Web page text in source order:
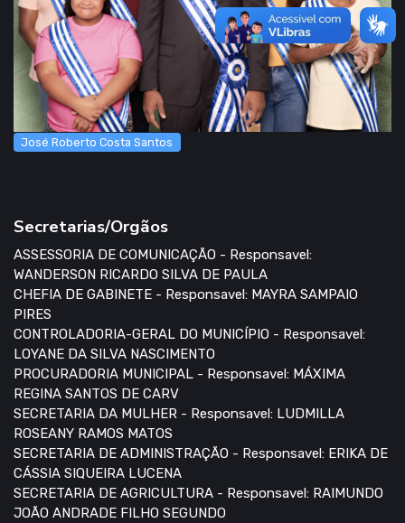
José Roberto Costa Santos
Secretarias/Orgãos
ASSESSORIA DE COMUNICAÇÃO - Responsavel:
WANDERSON RICARDO SILVA DE PAULA
CHEFIA DE GABINETE - Responsavel: MAYRA SAMPAIO
PIRES
CONTROLADORIA-GERAL DO MUNICÍPIO - Responsavel:
LOYANE DA SILVA NASCIMENTO
PROCURADORIA MUNICIPAL - Responsavel: MÁXIMA
REGINA SANTOS DE CARV
SECRETARIA DA MULHER - Responsavel: LUDMILLA
ROSEANY RAMOS MATOS
SECRETARIA DE ADMINISTRAÇÃO - Responsavel: ERIKA DE
CÁSSIA SIQUEIRA LUCENA
SECRETARIA DE AGRICULTURA - Responsavel: RAIMUNDO
JOÃO ANDRADE FILHO SEGUNDO